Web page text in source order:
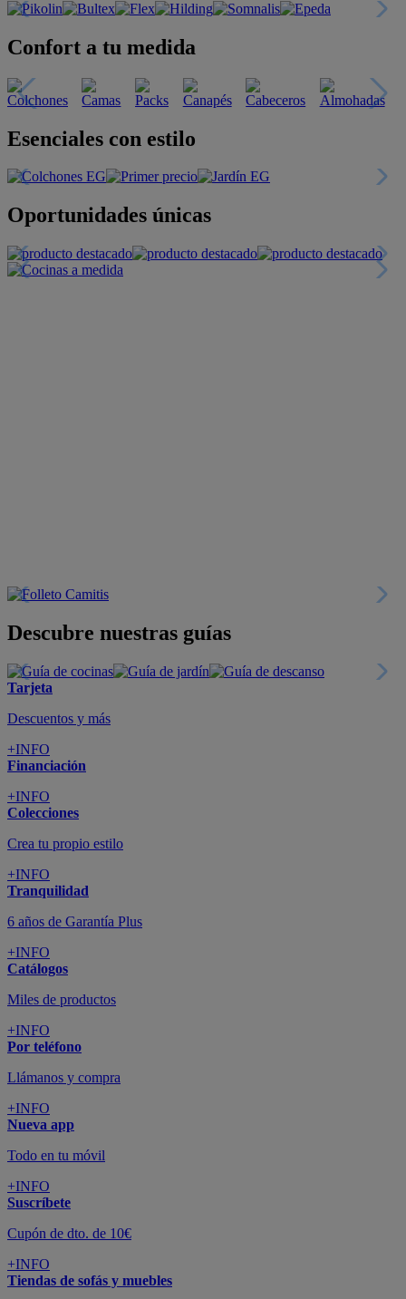
Confort a tu medida
Esenciales con estilo
Oportunidades únicas
Descubre nuestras guías
Tarjeta
Descuentos y más
+INFO
Financiación
+INFO
Colecciones
Crea tu propio estilo
+INFO
Tranquilidad
6 años de Garantía Plus
+INFO
Catálogos
Miles de productos
+INFO
Por teléfono
Llámanos y compra
+INFO
Nueva app
Todo en tu móvil
+INFO
Suscríbete
Cupón de dto. de 10€
+INFO
Tiendas de sofás y muebles